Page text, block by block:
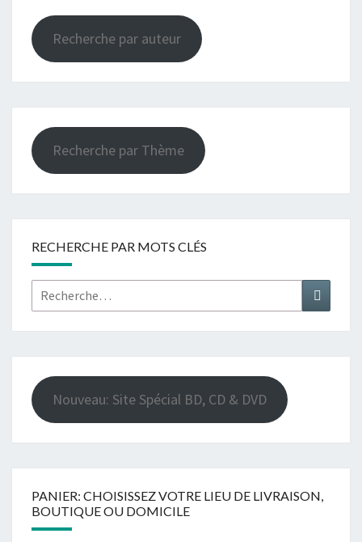
Recherche par auteur
Recherche par Thème
RECHERCHE PAR MOTS CLÉS
Rechercher :
Nouveau: Site Spécial BD, CD & DVD
PANIER: CHOISISSEZ VOTRE LIEU DE LIVRAISON,
BOUTIQUE OU DOMICILE